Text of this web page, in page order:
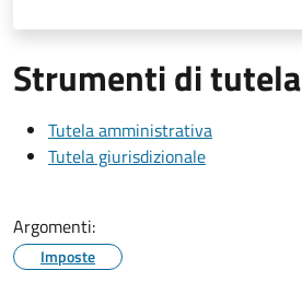
Strumenti di tutela
Tutela amministrativa
Tutela giurisdizionale
Argomenti:
Imposte